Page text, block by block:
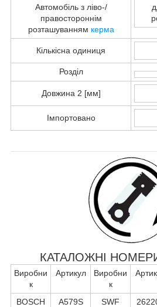
Автомобіль з ліво-/
правостороннім
розташуванням керма
Кількісна одиниця
Розділ
Довжина 2 [мм]
Імпортовано
КАТАЛОЖНІ
Виробни
к
Артикул
Виробни
к
BOSCH A579S SWF